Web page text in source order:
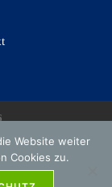
Website weiter
Cookies zu.